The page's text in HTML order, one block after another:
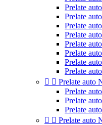
Prelate
Prelate
Prelate
Prelate
Prelate
Prelate
Prelate
Prelate
  Prelate auto
Prelate
Prelate
Prelate
  Prelate auto